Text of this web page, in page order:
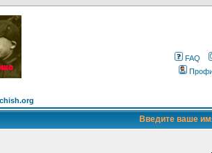
FAQ
Введите ваше